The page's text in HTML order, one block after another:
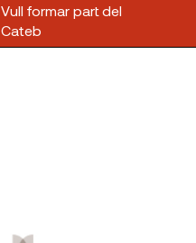
Vull formar part del
Cateb